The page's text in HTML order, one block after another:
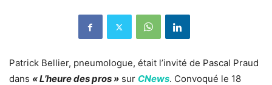
Patrick Bellier, pneumologue, était l’invité de Pascal Praud
dans « L’heure des pros » sur CNews. Convoqué le 18